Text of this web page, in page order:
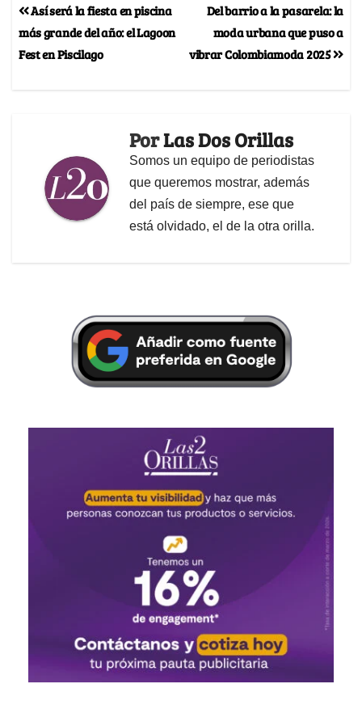
Del barrio a la pasarela: la
moda urbana que puso a
vibrar Colombiamoda 2025
Así será la fiesta en piscina
más grande del año: el Lagoon
Fest en Piscilago
PorLas Dos Orillas
Somos un equipo de periodistas
que queremos mostrar, además
del país de siempre, ese que
está olvidado, el de la otra orilla.